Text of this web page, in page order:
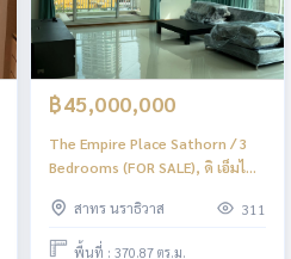
฿45,000,000
The Empire Place Sathorn / 3
Bedrooms (FOR SALE), ดิ เอ็มไพร์
PT028สาทร นราธิวาส 311
พื้นที่ : 370.87 ตร.ม.